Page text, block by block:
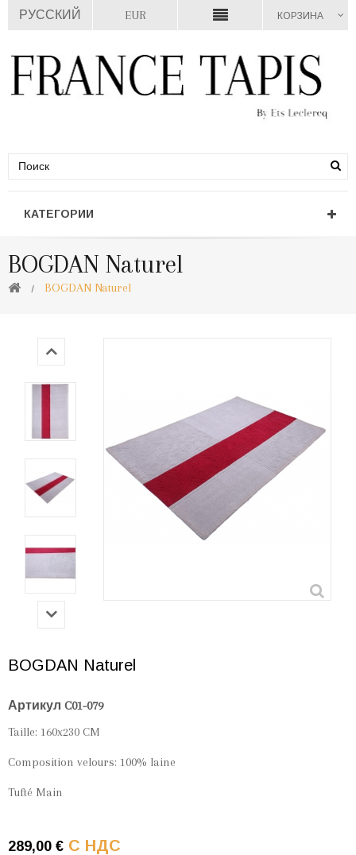
РУССКИЙ EUR КОРЗИНА
КАТЕГОРИИ
BOGDAN Naturel
BOGDAN Naturel
BOGDAN Naturel
Артикул C01-079
Taille: 160x230 CM
Composition velours: 100% laine
Tufté Main
289,00 € С НДС